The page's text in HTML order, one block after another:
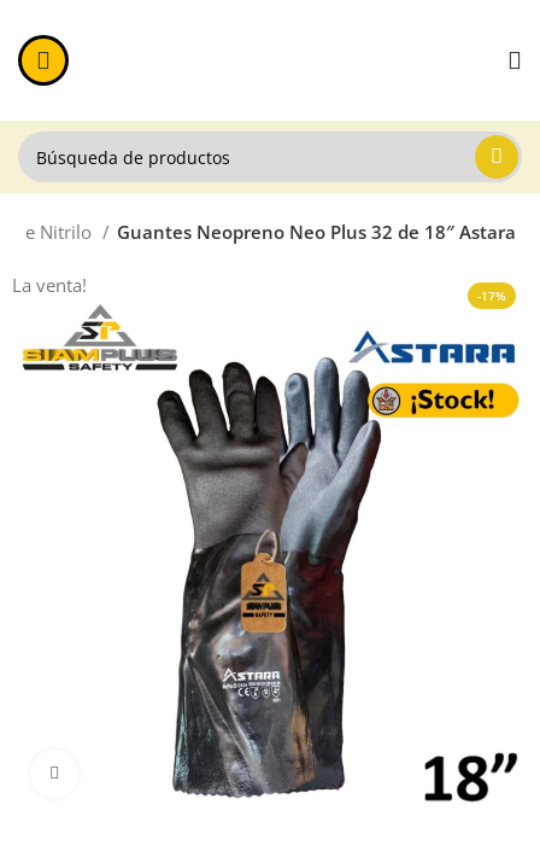
de Nitrilo Guantes Neopreno Neo Plus 32 de 18″ Astara
-17%
La venta!
Haga Click para agrandar